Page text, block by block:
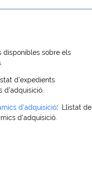
disponibles sobre els
d'expedients
d'adquisició.
d'adquisició:
Llistat de
d'adquisició.